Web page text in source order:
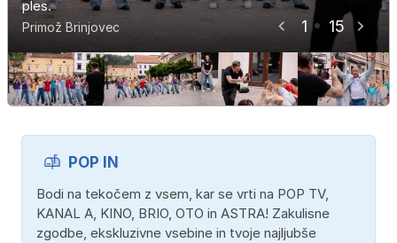
1 15
ples.
Primož Brinjovec
ples.
Primož Brinjovec
ples.
Primož Brinjovec
ples.
Primož Brinjovec
ples.
Primož Brinjovec
ples.
Primož Brinjovec
ples.
Primož Brinjovec
ples.
Primož Brinjovec
ples.
Primož Brinjovec
ples.
Primož Brinjovec
ples.
Primož Brinjovec
ples.
Primož Brinjovec
ples.
Primož Brinjovec
ples.
Primož Brinjovec
ples.
Primož Brinjovec
POP IN
Bodi na tekočem z vsem, kar se vrti na POP TV,
KANAL A, KINO, BRIO, OTO in ASTRA! Zakulisne
zgodbe, ekskluzivne vsebine in tvoje najljubše